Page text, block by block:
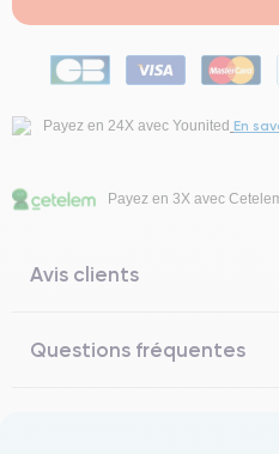
Payez en 24X avec Younited En
Payez en 3X avec
Avis clients
Questions fréquentes